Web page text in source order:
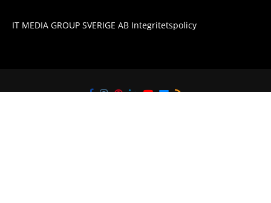
IT MEDIA GROUP SVERIGE AB Integritetspolicy